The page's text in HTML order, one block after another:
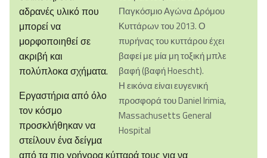
Παγκόσμιο Αγώνα Δρόμου
Κυττάρων του 2013. Ο
πυρήνας του κυττάρου έχει
βαφεί με μία μη τοξική μπλε
βαφή (βαφή Hoescht).
Η εικόνα είναι ευγενική
προσφορά του Daniel Irimia,
Massachusetts General
Hospital
αδρανές υλικό που
μπορεί να
μορφοποιηθεί σε
ακριβή και
πολύπλοκα σχήματα.
Εργαστήρια από όλο
τον κόσμο
προσκλήθηκαν να
στείλουν ένα δείγμα
από τα πιο γρήγορα κύτταρά τους για να